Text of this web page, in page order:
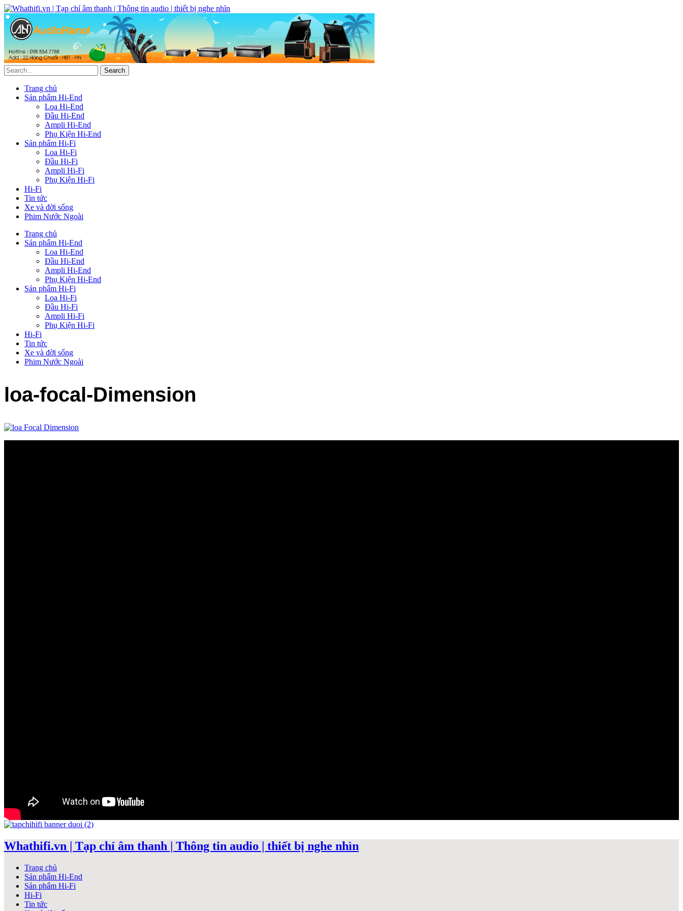
Trang chủ
Sản phẩm Hi-End
Loa Hi-End
Đầu Hi-End
Ampli Hi-End
Phụ Kiện Hi-End
Sản phẩm Hi-Fi
Loa Hi-Fi
Đầu Hi-Fi
Ampli Hi-Fi
Phụ Kiện Hi-Fi
Hi-Fi
Tin tức
Xe và đời sống
Phim Nước Ngoài
Trang chủ
Sản phẩm Hi-End
Loa Hi-End
Đầu Hi-End
Ampli Hi-End
Phụ Kiện Hi-End
Sản phẩm Hi-Fi
Loa Hi-Fi
Đầu Hi-Fi
Ampli Hi-Fi
Phụ Kiện Hi-Fi
Hi-Fi
Tin tức
Xe và đời sống
Phim Nước Ngoài
loa-focal-Dimension
Whathifi.vn | Tạp chí âm thanh | Thông tin audio | thiết bị nghe nhìn
Trang chủ
Sản phẩm Hi-End
Sản phẩm Hi-Fi
Hi-Fi
Tin tức